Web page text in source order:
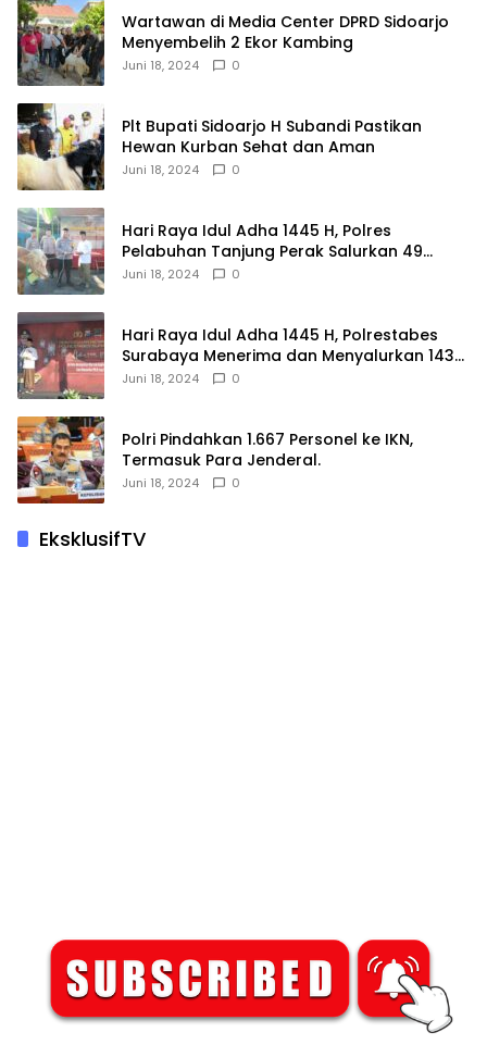
Wartawan di Media Center DPRD Sidoarjo
Menyembelih 2 Ekor Kambing
Juni 18, 2024 0
Plt Bupati Sidoarjo H Subandi Pastikan
Hewan Kurban Sehat dan Aman
Juni 18, 2024 0
Hari Raya Idul Adha 1445 H, Polres
Pelabuhan Tanjung Perak Salurkan 49
Hewan Korban.
Juni 18, 2024 0
Hari Raya Idul Adha 1445 H, Polrestabes
Surabaya Menerima dan Menyalurkan 143
Hewan Kurban
Juni 18, 2024 0
Polri Pindahkan 1.667 Personel ke IKN,
Termasuk Para Jenderal.
Juni 18, 2024 0
EksklusifTV